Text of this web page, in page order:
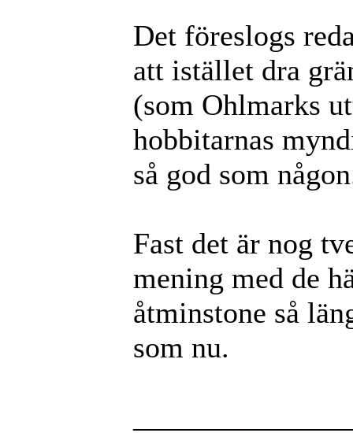
Det föreslogs
att istället dra
(som Ohlmarks
hobbitarnas
så god som
Fast det är nog
mening med de
åtminstone så
som nu.